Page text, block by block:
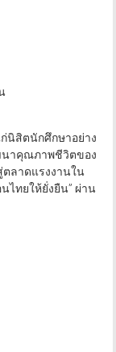
นิสิตนักศึกษาอย่าง
นาคุณภาพชีวิตของ
ตลาดแรงงานใน
ไทยให้ยั่งยืน” ผ่าน